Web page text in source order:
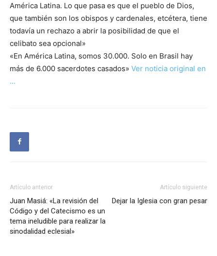
América Latina. Lo que pasa es que el pueblo de Dios,
que también son los obispos y cardenales, etcétera, tiene
todavía un rechazo a abrir la posibilidad de que el
celibato sea opcional»
«En América Latina, somos 30.000. Solo en Brasil hay
más de 6.000 sacerdotes casados» Ver noticia original en
…
Artículo anterior
Juan Masiá: «La revisión del
Código y del Catecismo es un
tema ineludible para realizar la
sinodalidad eclesial»
Artículo siguiente
Dejar la Iglesia con gran pesar